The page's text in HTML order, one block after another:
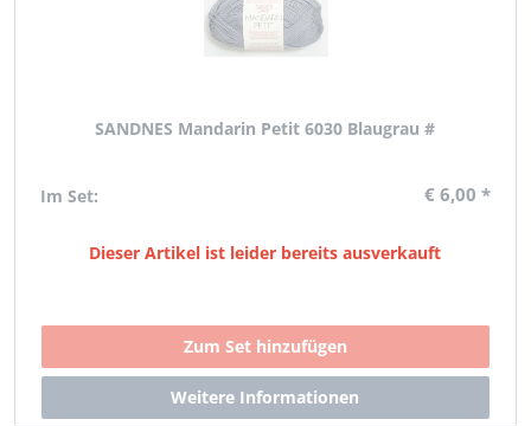
SANDNES Mandarin Petit 6030 Blaugrau #
Im Set: € 6,00 *
Dieser Artikel ist leider bereits ausverkauft